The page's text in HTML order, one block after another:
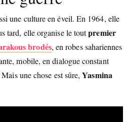
une culture en éveil. En 1964, elle
tard, elle organise le toutpremier
brodés, en robes sahariennes
mobile, en dialogue constant
Mais une chose est sûre,Yasmina